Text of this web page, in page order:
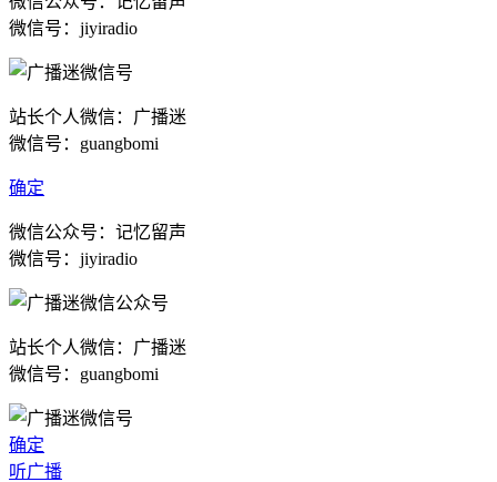
微信号：jiyiradio
站长个人微信：广播迷
微信号：guangbomi
确定
微信公众号：记忆留声
微信号：jiyiradio
站长个人微信：广播迷
微信号：guangbomi
确定
听广播